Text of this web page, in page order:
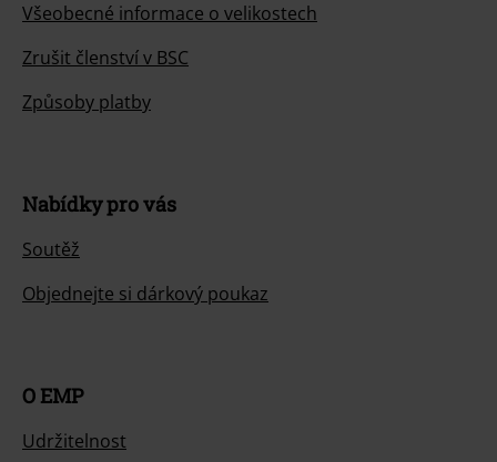
Všeobecné informace o velikostech
Zrušit členství v BSC
Způsoby platby
Nabídky pro vás
Soutěž
Objednejte si dárkový poukaz
O EMP
Udržitelnost